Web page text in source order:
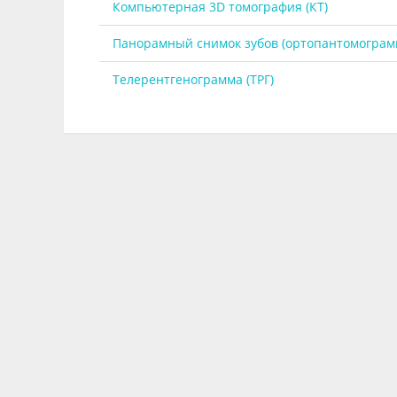
Компьютерная 3D томография (КТ)
Панорамный снимок зубов
Телерентгенограмма (ТРГ)